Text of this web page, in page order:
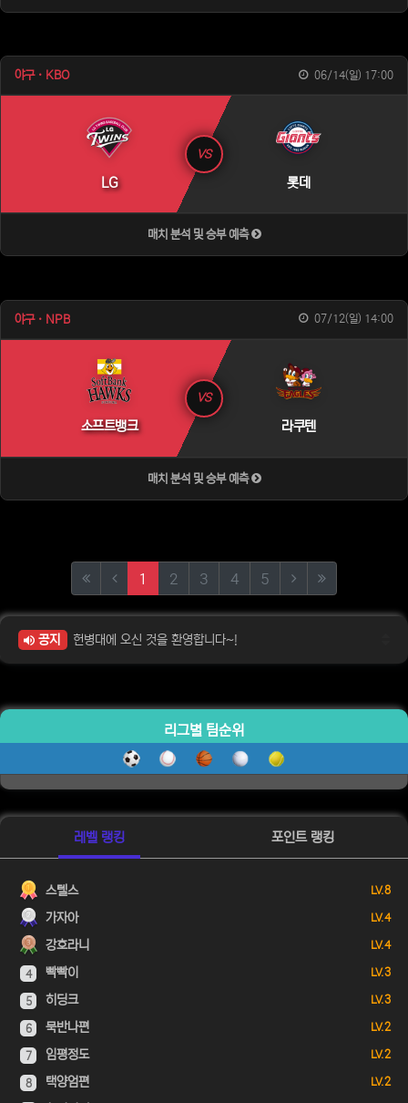
야구 · KBO 06/14(일) 17:00
LG
VS
롯데
매치 분석 및 승부 예측
야구 · NPB 07/12(일) 14:00
소프트뱅크
VS
라쿠텐
매치 분석 및 승부 예측
1 (current)
2 3 4 5 (next)(last)
공지 헌병대에 오신 것을 환영합니다~!
리그별 팀순위
레벨 랭킹 포인트 랭킹
스텔스 LV. 8
가자아 LV. 4
강호라니 LV. 4
4 빡빡이 LV. 3
5 히딩크 LV. 3
6 묵반나편 LV. 2
7 임평정도 LV. 2
8 택양엄편 LV. 2